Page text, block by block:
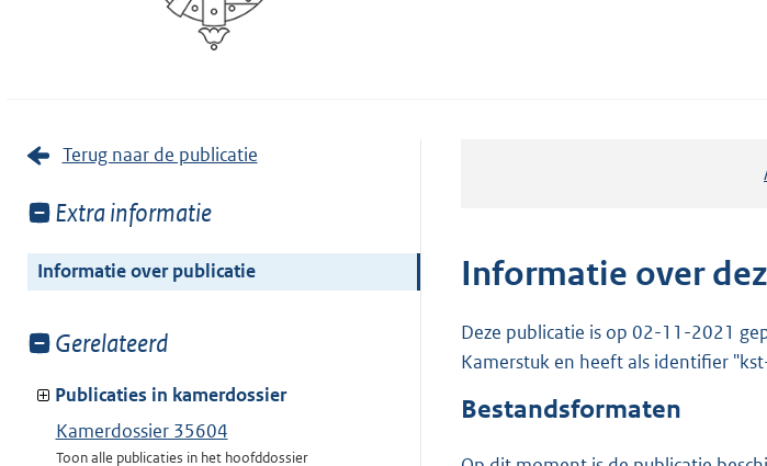
Terug naar de publicatie
Toon
van:
Extra informatie
Informatie over publicatie
Toon
van:
Gerelateerd
Publicaties in kamerdossier
Kamerdossier 35604
Toon alle publicaties in het hoofddossier
Informatie over
Deze publicatie is op 02-11-2021
Kamerstuk en heeft als identifier
Bestandsformaten